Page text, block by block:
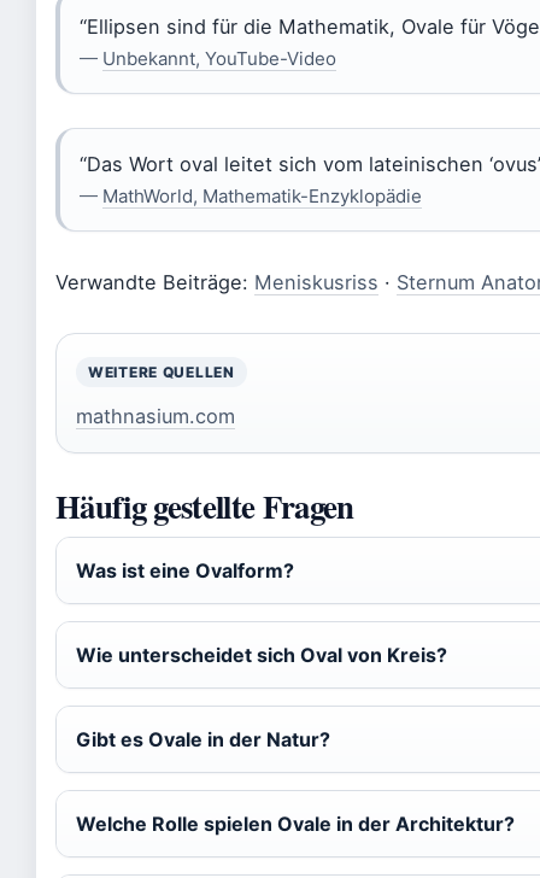
“Ellipsen sind für die Mathematik, Ovale für
— Unbekannt, YouTube-Video
“Das Wort oval leitet sich vom lateinischen
— MathWorld, Mathematik-Enzyklopädie
Verwandte Beiträge: Meniskusriss · Sternum
WEITERE QUELLEN
mathnasium.com
Häufig gestellte Fragen
Was ist eine Ovalform?
Wie unterscheidet sich Oval von Kreis?
Gibt es Ovale in der Natur?
Welche Rolle spielen Ovale in der Architektur?